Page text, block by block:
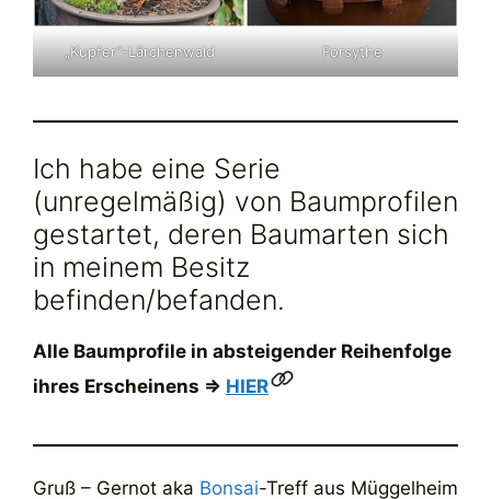
„Kupfer“-Lärchenwald Forsythe
Ich habe eine Serie
(unregelmäßig) von Baumprofilen
gestartet, deren Baumarten sich
in meinem Besitz
befinden/befanden.
Alle Baumprofile in absteigender Reihenfolge
ihres Erscheinens => HIER
Gruß – Gernot aka Bonsai-Treff aus Müggelheim